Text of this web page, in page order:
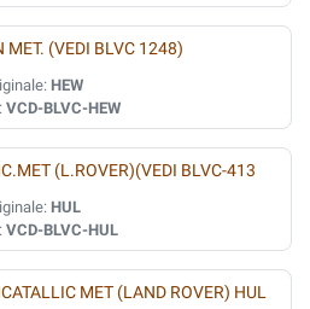
MET. (VEDI BLVC 1248)
HEW
VCD-BLVC-HEW
(L.ROVER)(VEDI BLVC-413
HUL
VCD-BLVC-HUL
MET (LAND ROVER) HUL